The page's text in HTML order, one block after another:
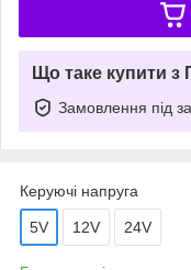
Що таке купити з
Замовлення під
Керуючі напруга
5V 12V 24V